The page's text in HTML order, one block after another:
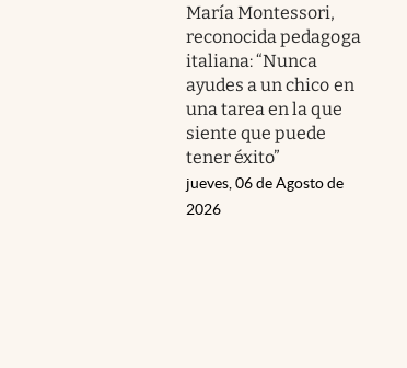
María Montessori,
reconocida pedagoga
italiana: “Nunca
ayudes a un chico en
una tarea en la que
siente que puede
tener éxito”
jueves, 06 de Agosto de
2026